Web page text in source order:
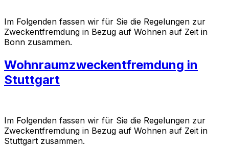
Im Folgenden fassen wir für Sie die Regelungen zur
Zweckentfremdung in Bezug auf Wohnen auf Zeit in
Bonn zusammen.
Wohnraumzweckentfremdung in
Stuttgart
Im Folgenden fassen wir für Sie die Regelungen zur
Zweckentfremdung in Bezug auf Wohnen auf Zeit in
Stuttgart zusammen.